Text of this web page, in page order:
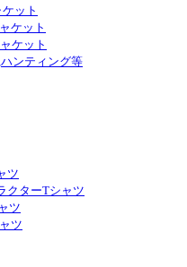
ット
ケット
ケット
ンティング等
ツ
クターTシャツ
ツ
ツ